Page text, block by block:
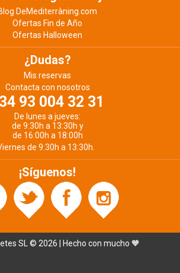
DeMediterràning.com
Ofertas Fin de Año
Ofertas Halloween
¿Dudas?
Mis reservas
Contacta con nosotros
93 004 32 31
De lunes a jueves:
de 9:30h a 13:30h y
de 16:00h a 18:00h
de 9:30h a 13:30h.
¡Síguenos!
SL © 2026 | Hecho con mucho 🧡